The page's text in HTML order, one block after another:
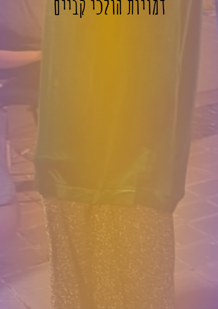
דמויות הולכי קביים